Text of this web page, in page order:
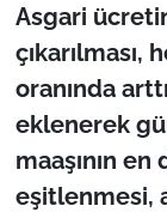
Asgari
oranında
eklenerek
maaşının
eşitlenmesi,